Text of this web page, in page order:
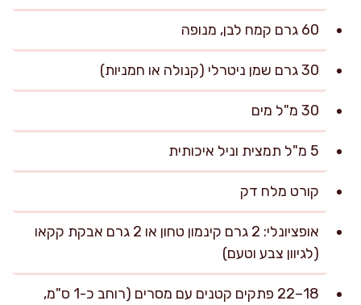
60 גרם קמח לבן, מנופה
30 גרם שמן ניטרלי (קנולה או חמניות)
30 מ"ל מים
5 מ"ל תמצית וניל איכותית
קורט מלח דק
אופציונלי: 2 גרם קינמון טחון או 2 גרם אבקת קקאו
(לגיוון צבע וטעם)
18–22 פתקים קטנים עם מסרים (רוחב כ-1 ס"מ,